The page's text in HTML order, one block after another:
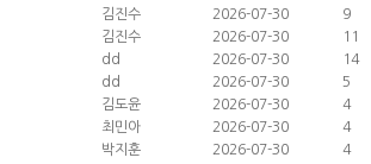
김진수 2026-07-30
9
김진수 2026-07-30
11
dd 2026-07-30
14
dd 2026-07-30
5
김도윤 2026-07-30
4
최민아 2026-07-30
4
박지훈 2026-07-30
4